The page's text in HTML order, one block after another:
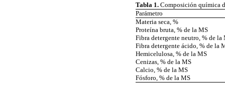
Tabla 1. Composición química
Parámetro
Materia seca, %
Proteína bruta, % de la MS
Fibra detergente neutro, % de la
Fibra detergente ácido, % de la
Hemicelulosa, % de la MS
Cenizas, % de la MS
Calcio, % de la MS
Fósforo, % de la MS